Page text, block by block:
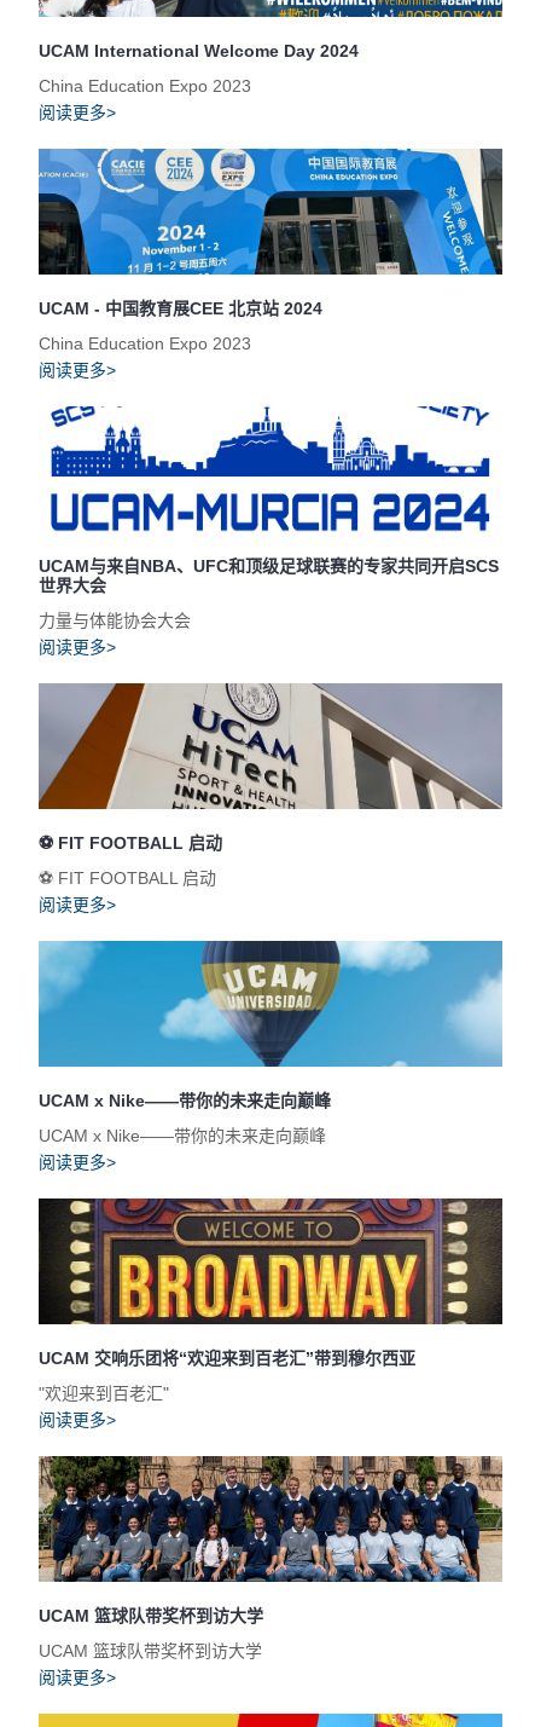
UCAM International Welcome Day 2024
China Education Expo 2023
阅读更多>
UCAM - 中国教育展CEE 北京站 2024
China Education Expo 2023
阅读更多>
UCAM与来自NBA、UFC和顶级足球联赛的专家共同开启SCS
世界大会
力量与体能协会大会
阅读更多>
⚽️ FIT FOOTBALL 启动
⚽️ FIT FOOTBALL 启动
阅读更多>
UCAM x Nike——带你的未来走向巅峰
UCAM x Nike——带你的未来走向巅峰
阅读更多>
UCAM 交响乐团将“欢迎来到百老汇”带到穆尔西亚
"欢迎来到百老汇"
阅读更多>
UCAM 篮球队带奖杯到访大学
UCAM 篮球队带奖杯到访大学
阅读更多>